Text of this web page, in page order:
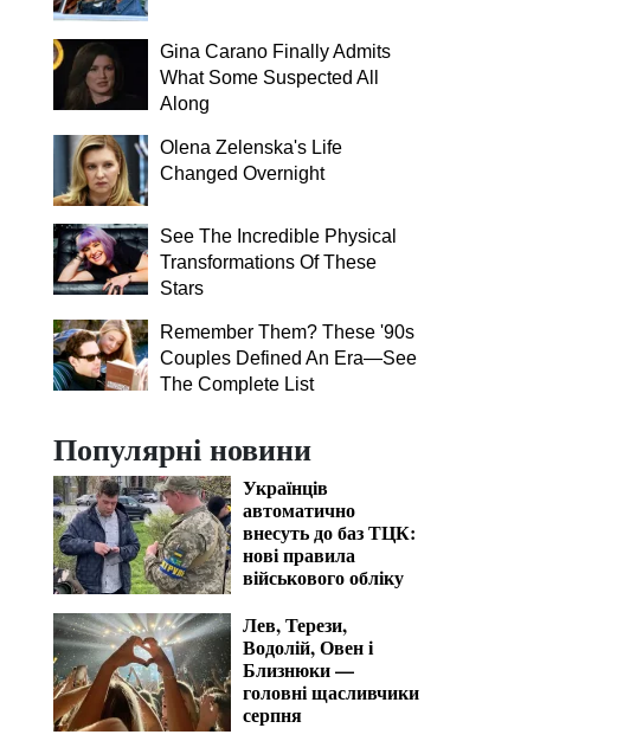
Gina Carano Finally Admits
What Some Suspected All
Along
Olena Zelenska's Life
Changed Overnight
See The Incredible Physical
Transformations Of These
Stars
Remember Them? These '90s
Couples Defined An Era—See
The Complete List
Популярні новини
Українців
автоматично
внесуть до баз ТЦК:
нові правила
військового обліку
Лев, Терези,
Водолій, Овен і
Близнюки —
головні щасливчики
серпня